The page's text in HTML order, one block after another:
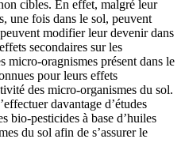
cibles. En effet, malgré leur
une fois dans le sol, peuvent
modifier leur devenir dans
secondaires sur les
micro-oragnismes présent dans le
pour leurs effets
des micro-organismes du sol.
davantage d’études
bio-pesticides à base d’huiles
du sol afin de s’assurer le